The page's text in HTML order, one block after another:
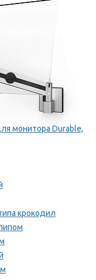
монитора Durable,
крокодил